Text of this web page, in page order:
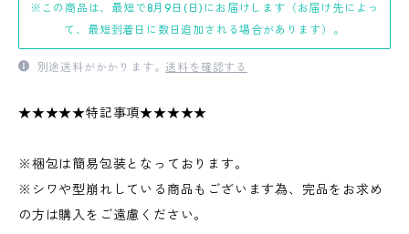
※この商品は、最短で8月9日(日)にお届けします（お届け先によっ
て、最短到着日に数日追加される場合があります）。
別途送料がかかります。送料を確認する
★★★★★特記事項★★★★★
※梱包は簡易包装となっております。
※シワや型崩れしている商品もございます為、完品をお求め
の方は購入をご遠慮ください。